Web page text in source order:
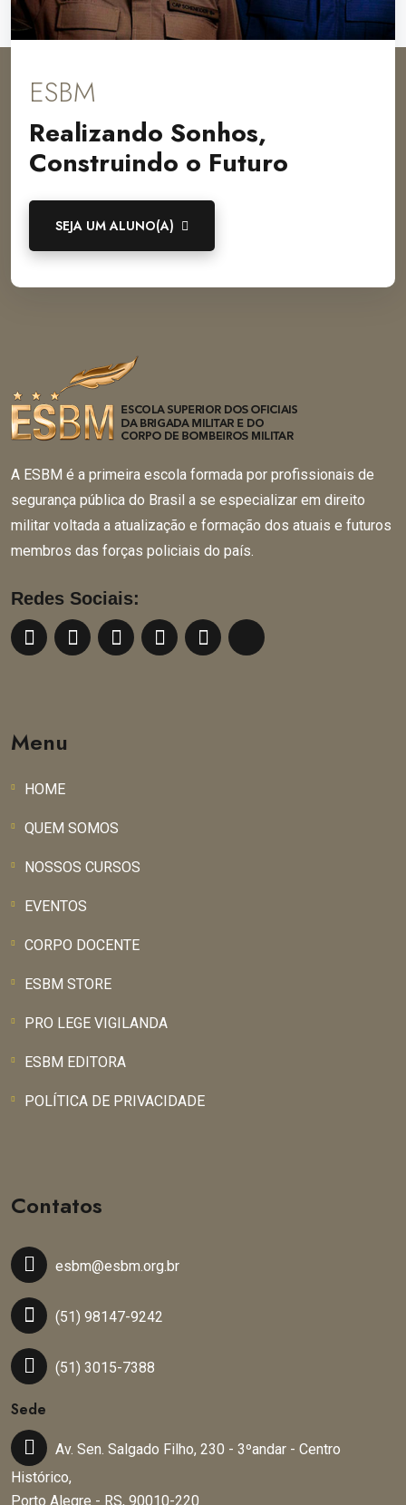
ESBM
Realizando Sonhos,
Construindo o Futuro
SEJA UM ALUNO(A)
A ESBM é a primeira escola formada por profissionais de
segurança pública do Brasil a se especializar em direito
militar voltada a atualização e formação dos atuais e futuros
membros das forças policiais do país.
Redes Sociais:
Menu
HOME
QUEM SOMOS
NOSSOS CURSOS
EVENTOS
CORPO DOCENTE
ESBM STORE
PRO LEGE VIGILANDA
ESBM EDITORA
POLÍTICA DE PRIVACIDADE
Contatos
esbm@esbm.org.br
(51) 98147-9242
(51) 3015-7388
Sede
Av. Sen. Salgado Filho, 230 - 3ºandar - Centro
Histórico,
Porto Alegre - RS, 90010-220